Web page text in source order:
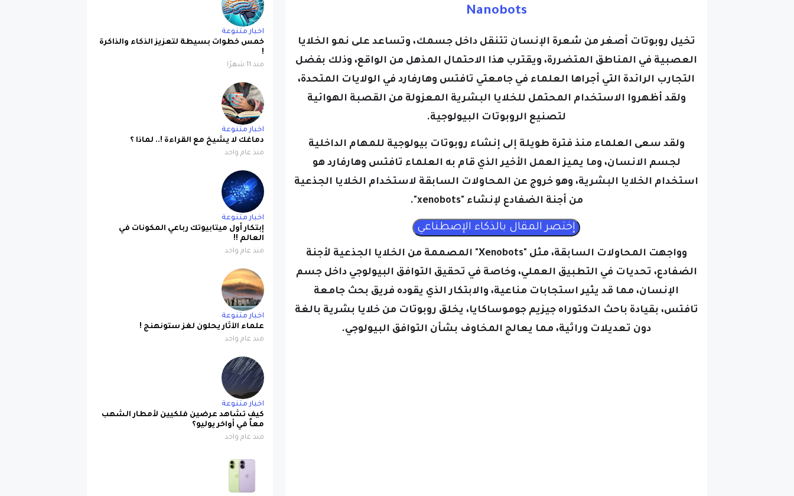
Nanobots
تخيل روبوتات أصغر من شعرة الإنسان تتنقل داخل جسمك، وتساعد على نمو الخلايا
العصبية في المناطق المتضررة، ويقترب هذا الاحتمال المذهل من الواقع، وذلك بفضل
التجارب الرائدة التي أجراها العلماء في جامعتي تافتس وهارفارد في الولايات المتحدة،
ولقد أظهروا الاستخدام المحتمل للخلايا البشرية المعزولة من القصبة الهوائية
لتصنيع الروبوتات البيولوجية.
ولقد سعى العلماء منذ فترة طويلة إلى إنشاء روبوتات بيولوجية للمهام الداخلية
لجسم الانسان، وما يميز العمل الأخير الذي قام به العلماء تافتس وهارفارد هو
استخدام الخلايا البشرية، وهو خروج عن المحاولات السابقة لاستخدام الخلايا الجذعية
من أجنة الضفادع لإنشاء "xenobots".
وواجهت المحاولات السابقة، مثل "Xenobots" المصممة من الخلايا الجذعية لأجنة
الضفادع، تحديات في التطبيق العملي، وخاصة في تحقيق التوافق البيولوجي داخل جسم
الإنسان، مما قد يثير استجابات مناعية، والابتكار الذي يقوده فريق بحث جامعة
تافتس، بقيادة باحث الدكتوراه جيزيم جوموساكايا، يخلق روبوتات من خلايا بشرية بالغة
دون تعديلات وراثية، مما يعالج المخاوف بشأن التوافق البيولوجي.
اخبار متنوعة
خمس خطوات بسيطة لتعزيز الذكاء والذاكرة
!
منذ 11 شهرًا
اخبار متنوعة
دماغك لا يشيخ مع القراءة !.. لماذا ؟
منذ عام واحد
اخبار متنوعة
إبتكار أول ميتابيوتك رباعي المكونات في
العالم !!
منذ عام واحد
اخبار متنوعة
علماء الآثار يحلون لغز ستونهنج !
منذ عام واحد
اخبار متنوعة
كيف تشاهد عرضين فلكيين لأمطار الشهب
معاً في أواخر يوليو؟
منذ عام واحد